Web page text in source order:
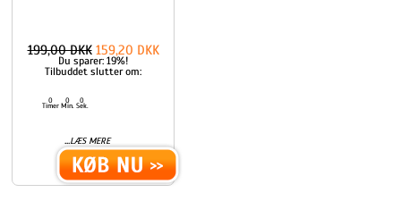
Du sparer: 19%!
Tilbuddet slutter om:
0
Timer
0
Min.
0
Sek.
...LÆS MERE
199,00 DKK 159,20 DKK